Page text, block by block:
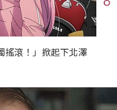
搖滾！」掀起下北澤